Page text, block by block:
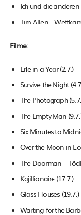
Ich und die anderen
Tim Allen –
Filme:
Life in a Year (2.7.)
Survive the Night
The Photograph
The Empty Man (9.7.)
Six Minutes to
Over the Moon in
The Doorman –
Kajillionaire (17.7.)
Glass Houses (19.7.)
Waiting for the